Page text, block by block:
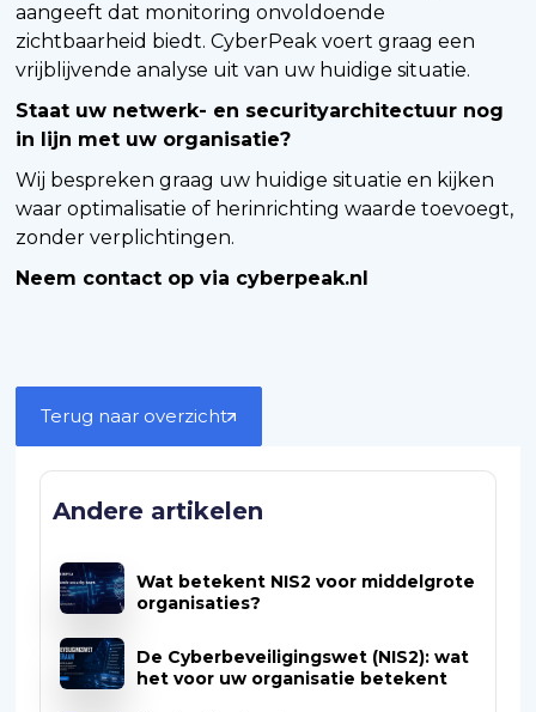
aangeeft dat monitoring onvoldoende
zichtbaarheid biedt. CyberPeak voert graag een
vrijblijvende analyse uit van uw huidige situatie.
Staat uw netwerk- en securityarchitectuur nog
in lijn met uw organisatie?
Wij bespreken graag uw huidige situatie en kijken
waar optimalisatie of herinrichting waarde toevoegt,
zonder verplichtingen.
Neem contact op via cyberpeak.nl
Terug naar overzicht
Andere artikelen
Wat betekent NIS2 voor middelgrote
organisaties?
De Cyberbeveiligingswet (NIS2): wat
het voor uw organisatie betekent